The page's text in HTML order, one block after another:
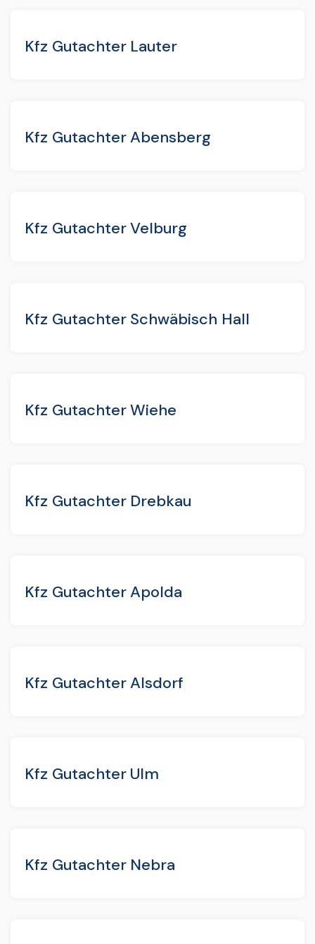
Kfz Gutachter Lauter
Kfz Gutachter Abensberg
Kfz Gutachter Velburg
Kfz Gutachter Schwäbisch Hall
Kfz Gutachter Wiehe
Kfz Gutachter Drebkau
Kfz Gutachter Apolda
Kfz Gutachter Alsdorf
Kfz Gutachter Ulm
Kfz Gutachter Nebra